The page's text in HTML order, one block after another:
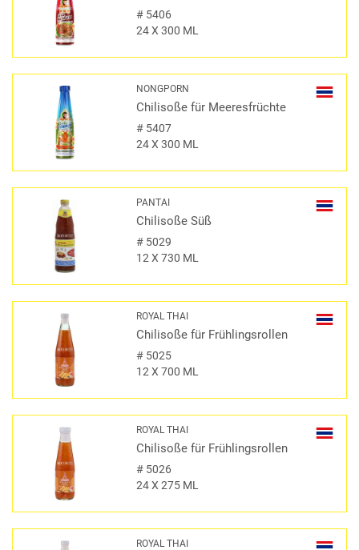
#5406
24 X 300 ML
NONGPORN
Chilisoße für Meeresfrüchte
#5407
24 X 300 ML
PANTAI
Chilisoße Süß
#5029
12 X 730 ML
ROYAL THAI
Chilisoße für Frühlingsrollen
#5025
12 X 700 ML
ROYAL THAI
Chilisoße für Frühlingsrollen
#5026
24 X 275 ML
ROYAL THAI